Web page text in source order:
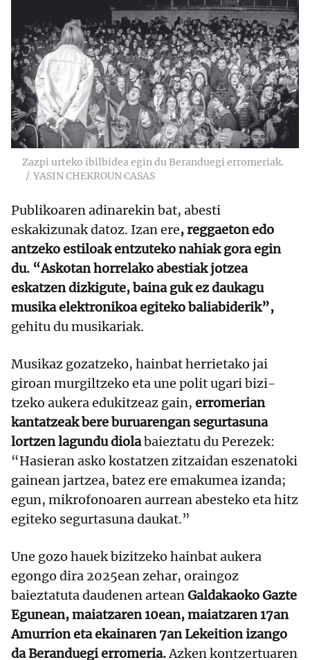
Zazpi urteko ibilbidea egin du Beranduegi erromeriak.
YASIN CHEKROUN CASAS
Publikoaren adinarekin bat, abesti
eskakizunak datoz. Izan ere, reggaeton edo
antzeko estiloak entzuteko nahiak gora egin
du. “Askotan horrelako abestiak jotzea
eskatzen dizkigute, baina guk ez daukagu
musika elektronikoa egiteko baliabiderik”,
gehitu du musikariak.
Musikaz gozatzeko, hainbat herrietako jai
giroan murgiltzeko eta une polit ugari bizi-
tzeko aukera edukitzeaz gain, erromerian
kantatzeak bere buruarengan segurtasuna
lortzen lagundu diolabaieztatu du Perezek:
“Hasieran asko kostatzen zitzaidan eszenatoki
gainean jartzea, batez ere emakumea izanda;
egun, mikrofonoaren aurrean abesteko eta hitz
egiteko segurtasuna daukat.”
Une gozo hauek bizitzeko hainbat aukera
egongo dira 2025ean zehar, oraingoz
baieztatuta daudenen arteanGaldakaoko Gazte
Egunean, maiatzaren 10ean, maiatzaren 17an
Amurrion eta ekainaren 7an Lekeition izango
da Beranduegi erromeria.Azken kontzertuaren